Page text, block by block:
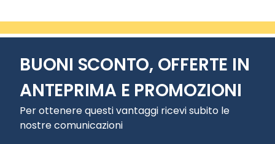
BUONI SCONTO, OFFERTE IN
ANTEPRIMA E PROMOZIONI
Per ottenere questi vantaggi ricevi subito le
nostre comunicazioni